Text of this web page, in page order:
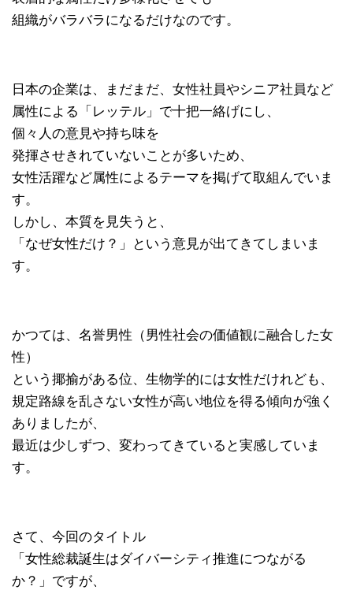
組織がバラバラになるだけなのです。
日本の企業は、まだまだ、女性社員やシニア社員など
属性による「レッテル」で十把一絡げにし、
個々人の意見や持ち味を
発揮させきれていないことが多いため、
女性活躍など属性によるテーマを掲げて取組んでいま
す。
しかし、本質を見失うと、
「なぜ女性だけ？」という意見が出てきてしまいま
す。
かつては、名誉男性（男性社会の価値観に融合した女
性）
という揶揄がある位、生物学的には女性だけれども、
規定路線を乱さない女性が高い地位を得る傾向が強く
ありましたが、
最近は少しずつ、変わってきていると実感していま
す。
さて、今回のタイトル
「女性総裁誕生はダイバーシティ推進につながる
か？」ですが、